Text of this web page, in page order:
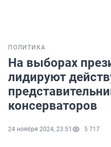
ПОЛИТИКА
На выборах
лидируют
консерваторов
24 ноября 2024, 23:51 5 717